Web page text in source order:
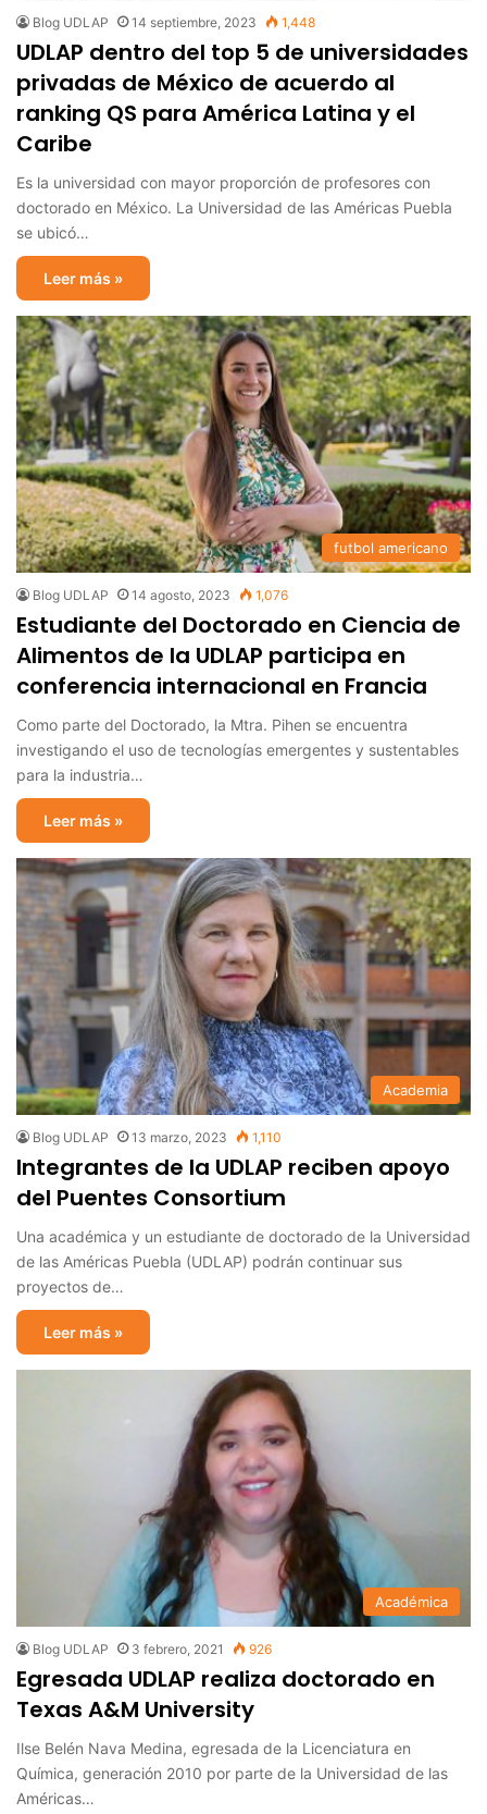
Blog UDLAP 14 septiembre, 2023 1,448
UDLAP dentro del top 5 de universidades
privadas de México de acuerdo al
ranking QS para América Latina y el
Caribe
Es la universidad con mayor proporción de profesores con
doctorado en México. La Universidad de las Américas Puebla
se ubicó…
Leer más »
futbol americano
Blog UDLAP 14 agosto, 2023 1,076
Estudiante del Doctorado en Ciencia de
Alimentos de la UDLAP participa en
conferencia internacional en Francia
Como parte del Doctorado, la Mtra. Pihen se encuentra
investigando el uso de tecnologías emergentes y sustentables
para la industria…
Leer más »
Academia
Blog UDLAP 13 marzo, 2023 1,110
Integrantes de la UDLAP reciben apoyo
del Puentes Consortium
Una académica y un estudiante de doctorado de la Universidad
de las Américas Puebla (UDLAP) podrán continuar sus
proyectos de…
Leer más »
Académica
Blog UDLAP 3 febrero, 2021 926
Egresada UDLAP realiza doctorado en
Texas A&M University
Ilse Belén Nava Medina, egresada de la Licenciatura en
Química, generación 2010 por parte de la Universidad de las
Américas…